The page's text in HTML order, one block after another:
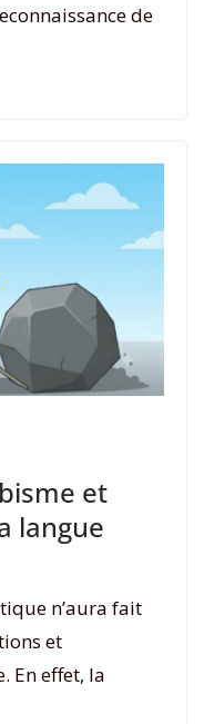
de
et
langue
n’aura fait
et
En effet, la